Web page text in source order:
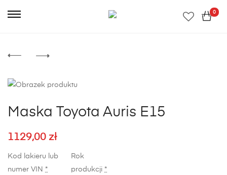
0
Maska Toyota Auris E15
1129,00 zł
Kod lakieru lub
numer VIN *
Rok
produkcji *